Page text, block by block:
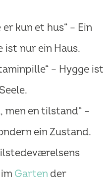
kun et hus“ – Ein
ist nur ein Haus.
– Hygge ist
men en tilstand“ –
ein Zustand.
Garten der